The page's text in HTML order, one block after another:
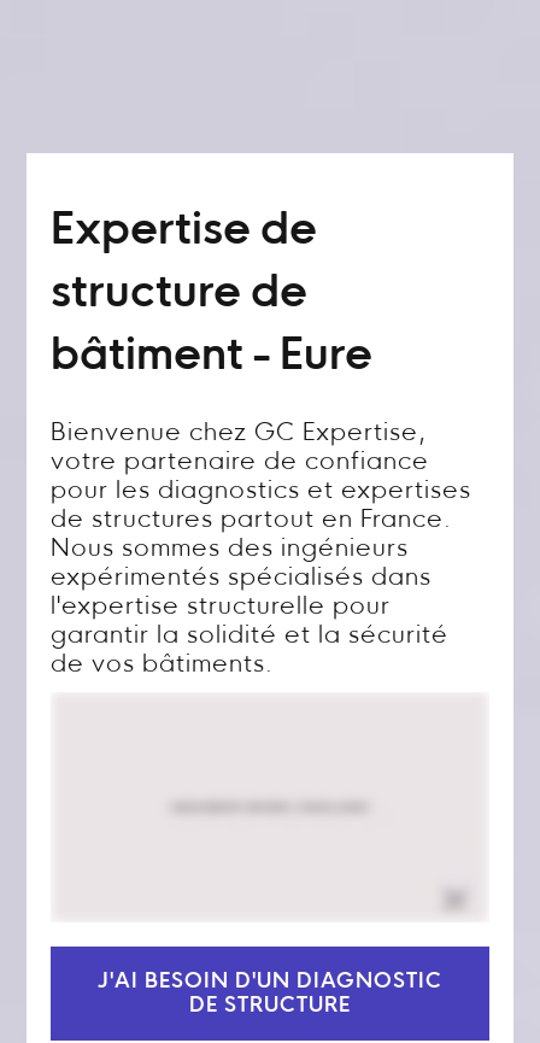
Expertise de
structure de
bâtiment - Eure
Bienvenue chez GC Expertise,
votre partenaire de confiance
pour les diagnostics et expertises
de structures partout en France.
Nous sommes des ingénieurs
expérimentés spécialisés dans
l'expertise structurelle pour
garantir la solidité et la sécurité
de vos bâtiments.
J'AI BESOIN D'UN DIAGNOSTIC
DE STRUCTURE